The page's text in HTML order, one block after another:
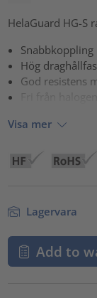
HelaGuard HG-S
Snabbkoppling
Hög
God resistens
Fri från
Visa mer
Lagervara
Add to